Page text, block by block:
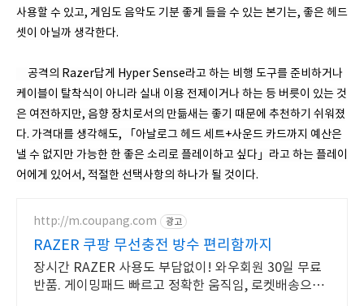
사용할 수 있고, 게임도 음악도 기분 좋게 들을 수 있는 본기는, 좋은 헤드
셋이 아닐까 생각한다.
공격의 Razer답게 Hyper Sense라고 하는 비행 도구를 준비하거나
케이블이 탈착식이 아니라 실내 이용 전제이거나 하는 등 버릇이 있는 것
은 여전하지만, 음향 장치로서의 만듦새는 좋기 때문에 추천하기 쉬워졌
다. 가격대를 생각해도, 「아날로그 헤드 세트+사운드 카드까지 예산은
낼 수 없지만 가능한 한 좋은 소리로 플레이하고 싶다」라고 하는 플레이
어에게 있어서, 적절한 선택사항의 하나가 될 것이다.
http://m.coupang.com 광고
RAZER 쿠팡 무선충전 방수 편리함까지
장시간 RAZER 사용도 부담없이! 와우회원 30일 무료
반품. 게이밍패드 빠르고 정확한 움직임, 로켓배송으로